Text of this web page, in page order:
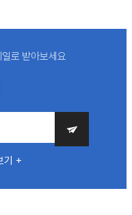
로 받아보세요
기 +